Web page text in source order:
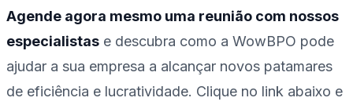
Agende agora mesmo uma reunião com nossos
especialistas e descubra como a WowBPO pode
ajudar a sua empresa a alcançar novos patamares
de eficiência e lucratividade. Clique no link abaixo e